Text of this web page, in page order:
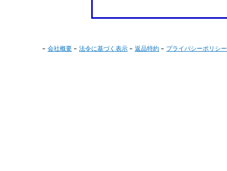
会社概要 法令に基づく表示 返品特約 プライバシーポリシー